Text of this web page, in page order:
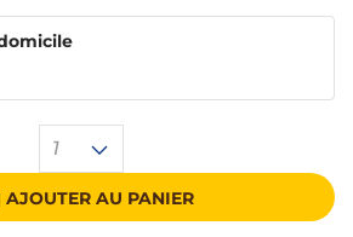
1
AJOUTER AU PANIER